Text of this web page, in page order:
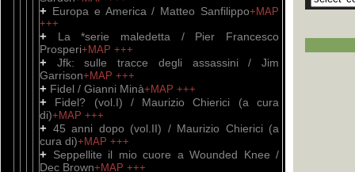
+ Europa e America / Matteo Sanfilippo+MAP
+++
+
La *serie maledetta / Pier Francesco
Prosperi+MAP +++
+ Jfk: sulle tracce degli assassini / Jim
Garrison+MAP +++
+ Fidel / Gianni Minà+MAP +++
+ Fidel? (vol.I) / Maurizio Chierici (a cura
di)+MAP +++
+ 45 anni dopo (vol.II) / Maurizio Chierici (a
cura di)+MAP +++
+ Seppellite il mio cuore a Wounded Knee /
Dec Brown+MAP +++